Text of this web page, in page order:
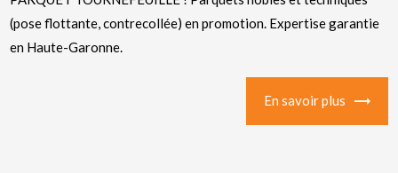
(pose flottante, contrecollée) en promotion. Expertise garantie
en Haute-Garonne.
En savoir plus